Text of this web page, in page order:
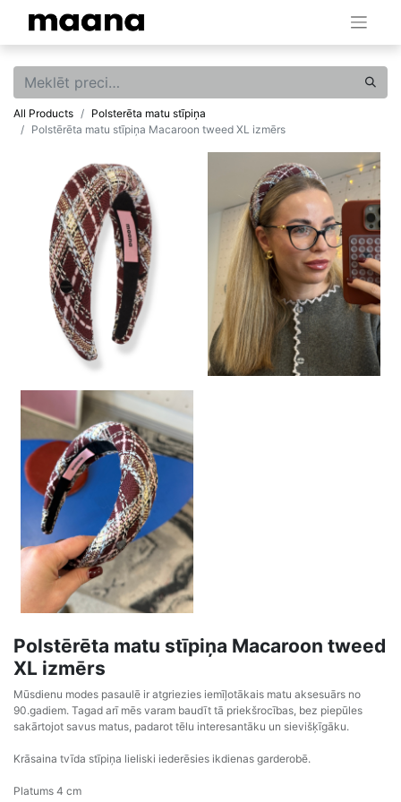
All Products
Polsterēta matu stīpiņa
Polstērēta matu stīpiņa Macaroon tweed XL izmērs
Polstērēta matu stīpiņa Macaroon tweed
XL izmērs
Mūsdienu modes pasaulē ir atgriezies iemīļotākais matu aksesuārs no
90.gadiem. Tagad arī mēs varam baudīt tā priekšrocības, bez piepūles
sakārtojot savus matus, padarot tēlu interesantāku un sievišķīgāku.
Krāsaina tvīda stīpiņa lieliski iederēsies ikdienas garderobē.
Platums 4 cm